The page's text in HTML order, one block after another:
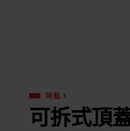
特點 1
可拆式頂